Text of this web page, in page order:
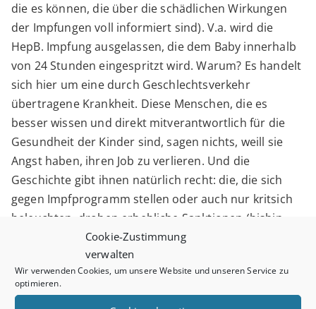
Cookie-Zustimmung
verwalten
Wir verwenden Cookies, um unsere Website und unseren Service zu
optimieren.
die es können, die über die schädlichen Wirkungen
der Impfungen voll informiert sind). V.a. wird die
HepB. Impfung ausgelassen, die dem Baby innerhalb
von 24 Stunden eingespritzt wird. Warum? Es handelt
sich hier um eine durch Geschlechtsverkehr
übertragene Krankheit. Diese Menschen, die es
besser wissen und direkt mitverantwortlich für die
Gesundheit der Kinder sind, sagen nichts, weill sie
Angst haben, ihren Job zu verlieren. Und die
Geschichte gibt ihnen natürlich recht: die, die sich
gegen Impfprogramm stellen oder auch nur kritsich
beleuchten, drohen erhebliche Sanktionen (bishin
zum kompletten Karriereverlust – s.Dr. Andrew